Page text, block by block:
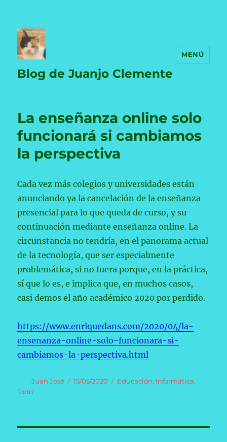
Blog de Juanjo Clemente
MENÚ
La enseñanza online solo
funcionará si cambiamos
la perspectiva
Cada vez más colegios y universidades están
anunciando ya la cancelación de la enseñanza
presencial para lo que queda de curso, y su
continuación mediante enseñanza online. La
circunstancia no tendría, en el panorama actual
de la tecnología, que ser especialmente
problemática, si no fuera porque, en la práctica,
sí que lo es, e implica que, en muchos casos,
casi demos el año académico 2020 por perdido.
https://www.enriquedans.com/2020/04/la-
ensenanza-online-solo-funcionara-si-
cambiamos-la-perspectiva.html
Autor
Juan José
Publicado
15/05/2020 Categorías
Educación, Informática,
Todo